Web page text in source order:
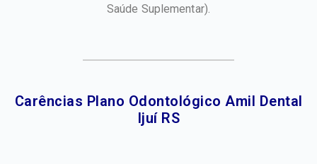
Saúde Suplementar).
Carências Plano Odontológico Amil Dental
Ijuí RS​